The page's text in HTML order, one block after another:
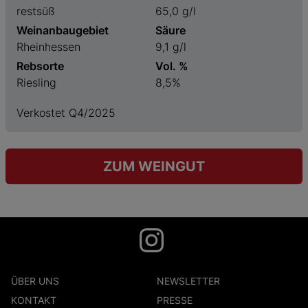
restsüß
65,0 g/l
Weinanbaugebiet
Rheinhessen
Säure
9,1 g/l
Rebsorte
Riesling
Vol. %
8,5%
Verkostet Q4/2025
ZUM WEINGUT
ÜBER UNS
NEWSLETTER
KONTAKT
PRESSE